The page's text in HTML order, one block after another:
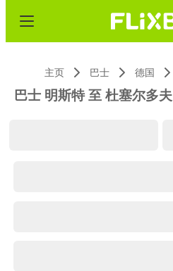
主页 巴士 德国
巴士 明斯特 至 杜塞尔多夫